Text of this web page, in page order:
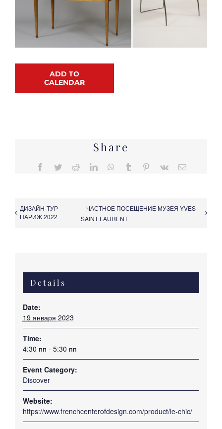
ADD TO
CALENDAR
Share
Facebook
TwitterRedditLinkedInWhatsApp
Tumblr Pinterest
Vk Email
ДИЗАЙН-ТУР
ПАРИЖ 2022
ЧАСТНОЕ ПОСЕЩЕНИЕ МУЗЕЯ YVES
SAINT LAURENT
Details
Date:
19 января 2023
Time:
4:30 пп - 5:30 пп
Event Category:
Discover
Website:
https://www.frenchcenterofdesign.com/product/le-chic/